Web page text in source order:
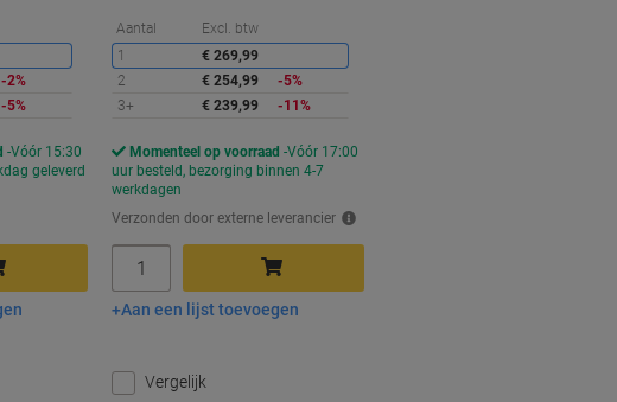
Korting
-2%
-5%
Vóór 15:30
geleverd
Aantal Excl. btw
1
€ 269,99
2
€ 254,99
-5%
3+
€ 239,99 -11%
Momenteel op voorraad Vóór 17:00
uur besteld, bezorging binnen 4-7
werkdagen
Verzonden door externe leverancier
In winkelwagen
Aan een lijst toevoegen
Vergelijk